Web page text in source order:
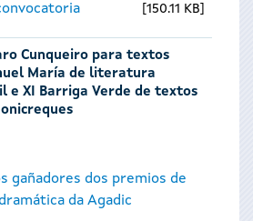
150.11 KB
Cunqueiro para textos
María de literatura
e XI Barriga Verde de textos
gañadores dos premios de
da Agadic